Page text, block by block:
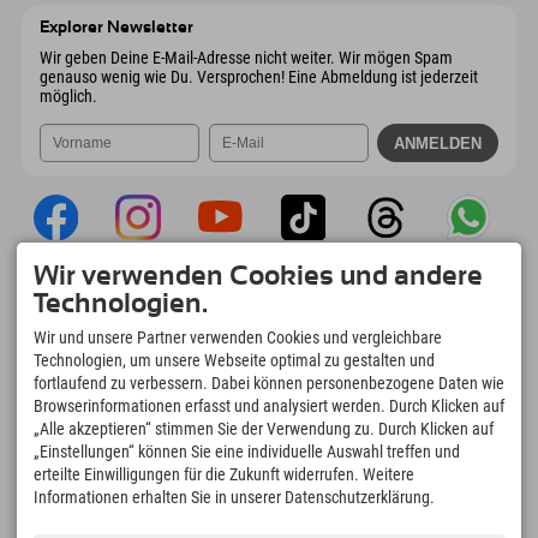
Explorer Newsletter
Wir geben Deine E-Mail-Adresse nicht weiter. Wir mögen Spam
genauso wenig wie Du. Versprochen! Eine Abmeldung ist jederzeit
möglich.
Explorer App
Upload Deiner #ExplorerMoments, Mein
Explorer To Go mit Buchungsübersicht,
Bucketlist, Restaurantübersicht uvm. Jetzt
downloaden!
Zeit für Explorer Moments
166
Bergseen und Erlebnisbäder
4.634km
Pisten zum Skifahren und
Wir verwenden Cookies und andere
Technologien.
Wir und unsere Partner verwenden Cookies und vergleichbare
Technologien, um unsere Webseite optimal zu gestalten und
fortlaufend zu verbessern. Dabei können personenbezogene Daten wie
Browserinformationen erfasst und analysiert werden. Durch Klicken auf
„Alle akzeptieren“ stimmen Sie der Verwendung zu. Durch Klicken auf
„Einstellungen“ können Sie eine individuelle Auswahl treffen und
erteilte Einwilligungen für die Zukunft widerrufen. Weitere
Informationen erhalten Sie in unserer Datenschutzerklärung.